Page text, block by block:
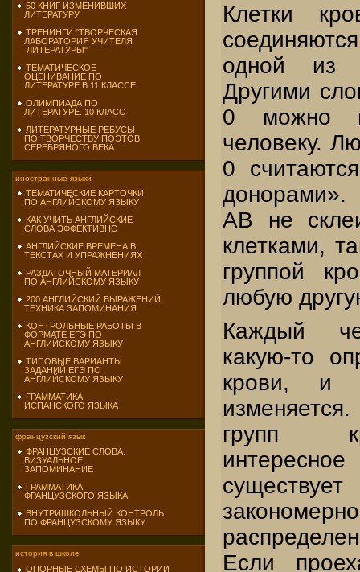
50 КНИГ ИЗМЕНИВШИХ
ЛИТЕРАТУРУ
ТРЕНИНГИ "ТВОРЧЕСКАЯ
ЛАБОРАТОРИЯ УЧИТЕЛЯ
ЛИТЕРАТУРЫ"
ТЕМАТИЧЕСКОЕ
ОЦЕНИВАНИЕ ПО
ЛИТЕРАТУРЕ В 11 КЛАССЕ
ОЛИМПИАДА ПО
ЛИТЕРАТУРЕ. 10 КЛАСС
ЛИТЕРАТУРНЫЕ РЕБУСЫ
ПО ТВОРЧЕСТВУ ПОЭТОВ
СЕРЕБРЯНОГО ВЕКА
иностранные языки
ТЕМАТИЧЕСКИЕ КАРТОЧКИ
ПО АНГЛИЙСКОМУ ЯЗЫКУ
КАК УЧИТЬ АНГЛИЙСКИЕ
СЛОВА ЭФФЕКТИВНО
АНГЛИЙСКИЕ ВРЕМЕНА В
ТЕКСТАХ И УПРАЖНЕНИЯХ
РАЗДАТОЧНЫЙ МАТЕРИАЛ
ПО АНГЛИЙСКОМУ ЯЗЫКУ
200 АНГЛИЙСКИЙ ВЫРАЖЕНИЙ.
ТЕХНИКА ЗАПОМИНАНИЯ
КОНТРОЛЬНЫЕ РАБОТЫ В
ФОРМАТЕ ЕГЭ ПО
АНГЛИЙСКОМУ ЯЗЫКУ
ТИПОВЫЕ ВАРИАНТЫ
ЗАДАНИЙ ЕГЭ ПО
АНГЛИЙСКОМУ ЯЗЫКУ
ГРАММАТИКА
ИСПАНСКОГО ЯЗЫКА
французский язык
ФРАНЦУЗСКИЕ СЛОВА.
ВИЗУАЛЬНОЕ
ЗАПОМИНАНИЕ
ГРАММАТИКА
ФРАНЦУЗСКОГО ЯЗЫКА
ВНУТРИШКОЛЬНЫЙ КОНТРОЛЬ
ПО ФРАНЦУЗСКОМУ ЯЗЫКУ
история в школе
ОПОРНЫЕ СХЕМЫ ПО ИСТОРИИ
Клетки
одной из
Другими
0 можно
человеку.
0
донорами».
АВ не
клетками,
группой
любую
Каждый
какую-то
крови, и
групп
Если